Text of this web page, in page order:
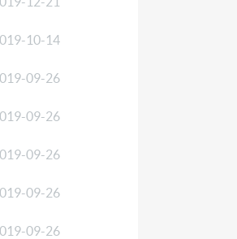
10-14
09-26
09-26
09-26
09-26
09-26